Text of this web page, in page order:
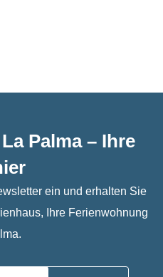
Palma – Ihre
ein und erhalten Sie
Ihre Ferienwohnung